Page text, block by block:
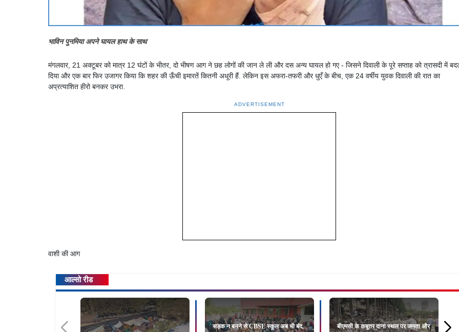
भाविन पुनमिया अपने घायल हाथ के साथ
मंगलवार, 21 अक्टूबर को मात्र 12 घंटों के भीतर, दो भीषण आग ने छह लोगों की जान ले ली और दस अन्य घायल हो गए - जिसने दिवाली के पूरे सप्ताह को त्रासदी में
दिया और एक बार फिर उजागर किया कि शहर की ऊँची इमारतें कितनी अधूरी हैं. लेकिन इस अफरा-तफरी और धुएँ के बीच, एक 24 वर्षीय युवक दिवाली की रात का
अप्रत्याशित हीरो बनकर उभरा.
ADVERTISEMENT
वाशी की आग
आल्सो रीड
सड़क न बनने से CBSE स्कूल अब भी बंद,
बीएमसी के कबूतर दाना स्थल पर जनता और